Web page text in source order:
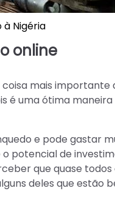
Nigéria
online
mais
é uma ótima
e pode gastar
potencial de
que quase
deles que estão